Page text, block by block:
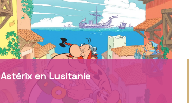
Astérix en Lusitanie